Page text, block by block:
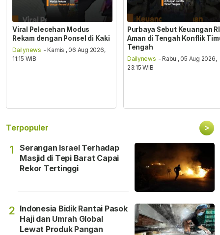
Viral Pelecehan Modus
Rekam dengan Ponsel di Kaki
Dailynews - Kamis , 06 Aug 2026,
11:15 WIB
Purbaya Sebut Keuangan RI
Aman di Tengah Konflik
Tengah
Dailynews - Rabu , 05 Aug 2026,
23:15 WIB
Terpopuler >
1
Serangan Israel Terhadap
Masjid di Tepi Barat Capai
Rekor Tertinggi
2 Indonesia Bidik Rantai Pasok
Haji dan Umrah Global
Lewat Produk Pangan